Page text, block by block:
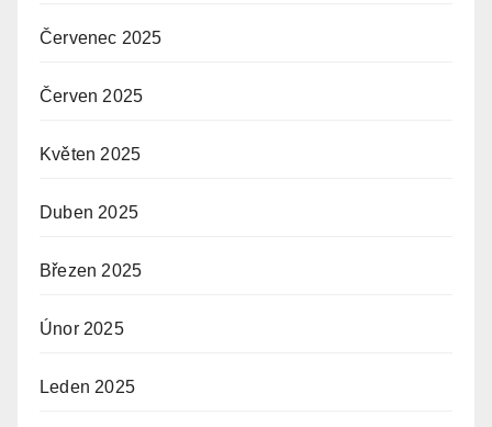
Červenec 2025
Červen 2025
Květen 2025
Duben 2025
Březen 2025
Únor 2025
Leden 2025